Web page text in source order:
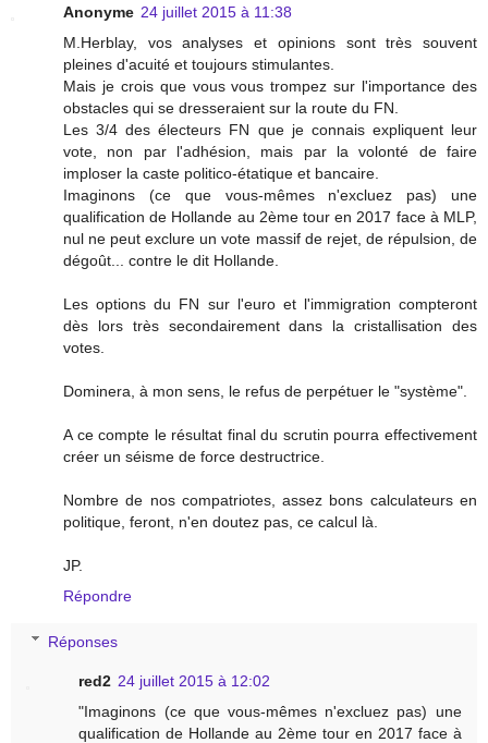
Anonyme 24 juillet 2015 à 11:38
M.Herblay, vos analyses et opinions sont très souvent
pleines d'acuité et toujours stimulantes.
Mais je crois que vous vous trompez sur l'importance des
obstacles qui se dresseraient sur la route du FN.
Les 3/4 des électeurs FN que je connais expliquent leur
vote, non par l'adhésion, mais par la volonté de faire
imploser la caste politico-étatique et bancaire.
Imaginons (ce que vous-mêmes n'excluez pas) une
qualification de Hollande au 2ème tour en 2017 face à MLP,
nul ne peut exclure un vote massif de rejet, de répulsion, de
dégoût... contre le dit Hollande.
Les options du FN sur l'euro et l'immigration compteront
dès lors très secondairement dans la cristallisation des
votes.
Dominera, à mon sens, le refus de perpétuer le "système".
A ce compte le résultat final du scrutin pourra effectivement
créer un séisme de force destructrice.
Nombre de nos compatriotes, assez bons calculateurs en
politique, feront, n'en doutez pas, ce calcul là.
JP.
Répondre
Réponses
red2 24 juillet 2015 à 12:02
"Imaginons (ce que vous-mêmes n'excluez pas) une
qualification de Hollande au 2ème tour en 2017 face à